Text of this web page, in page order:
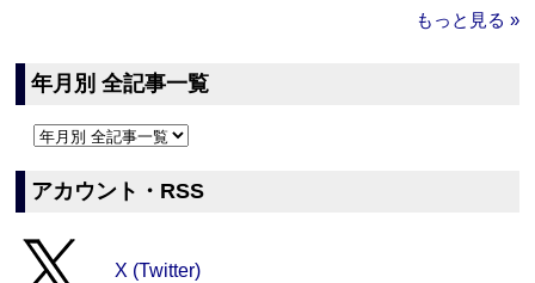
もっと見る »
年月別 全記事一覧
アカウント・RSS
X (Twitter)